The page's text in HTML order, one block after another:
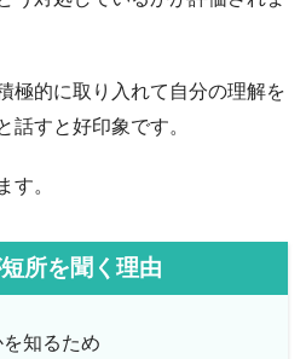
極的に取り入れて自分の理解を
話すと好印象です。
す。
所を聞く理由
知るため